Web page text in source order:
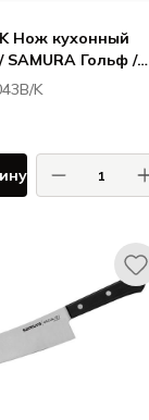
Нож кухонный
Гольф /
Накири 167
K